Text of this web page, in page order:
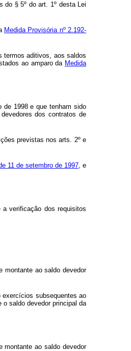
do § 5º do art. 1º desta Lei
Medida Provisória nº 2.192-
termos aditivos, aos saldos
ao amparo da Medida
1998 e que tenham sido
dos contratos de
previstas nos arts. 2º e
11 de setembro de 1997, e
verificação dos requisitos
montante ao saldo devedor
subsequentes ao
saldo devedor principal da
montante ao saldo devedor